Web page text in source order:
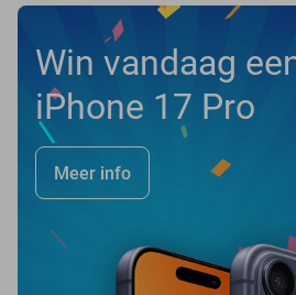
Win vandaag
iPhone 17 Pro
Meer info